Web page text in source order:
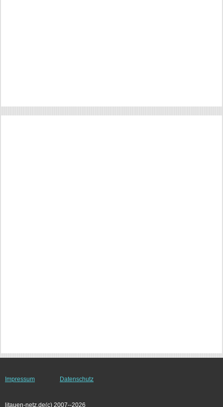
Impressum Datenschutz
litauen-netz.de(c) 2007--2026